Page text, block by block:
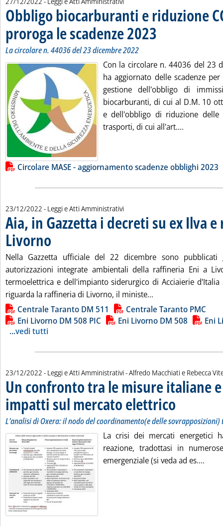
Obbligo biocarburanti e riduzione
proroga le scadenze 2023
La circolare n. 44036 del 23 dicembre 2022
Con la circolare n. 44036 del 23
ha aggiornato delle scadenze
gestione dell'obbligo di
biocarburanti, di cui al D.M. 10
e dell'obbligo di riduzione delle
trasporti, di cui all'art....
Lista allegati PDF alla notizia
Circolare MASE - aggiornamento scadenze obblighi 2023
23/12/2022 - Leggi e Atti Amministrativi
Aia, in Gazzetta i decreti su ex Ilva
Livorno
Nella Gazzetta ufficiale del 22 dicembre sono
autorizzazioni integrate ambientali della raffineria Eni a
termoelettrica e dell'impianto siderurgico di Acciaierie d'Italia
riguarda la raffineria di Livorno, il ministe...
Lista allegati PDF alla notizia
Centrale Taranto DM 511
Centrale Taranto PMC
Eni Livorno DM 508 PIC
Eni Livorno DM 508
Eni
...vedi tutti
23/12/2022 - Leggi e Atti Amministrativi -di:
Alfredo Macchiati e Rebecca
Un confronto tra le misure italiane
impatti sul mercato elettrico
L'analisi di Oxera: il nodo del coordinamento(e delle sovrapposizioni)
La crisi dei mercati energetici
reazione, tradottasi in
emergenziale (si veda ad es....